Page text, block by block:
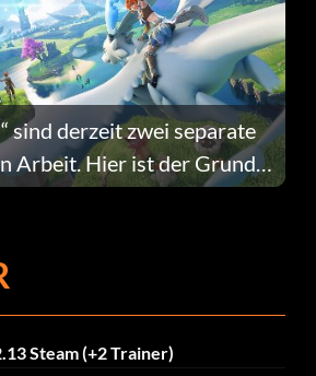
sind derzeit zwei separate
Arbeit. Hier ist der Grund
Steam (+2 Trainer)